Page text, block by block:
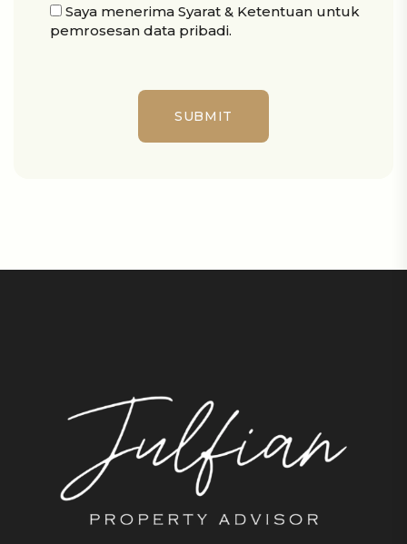
Saya menerima Syarat & Ketentuan untuk
pemrosesan data pribadi.